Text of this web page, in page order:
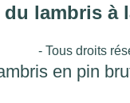
du lambris à
- Tous droits
en pin